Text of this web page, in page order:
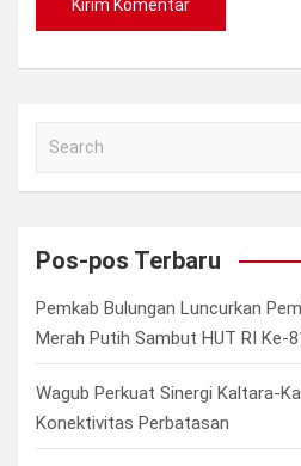
a
c
Pos-pos Terbaru
Pemkab Bulungan Luncurkan
Merah Putih Sambut HUT RI Ke-
Wagub Perkuat Sinergi Kaltara-
Konektivitas Perbatasan